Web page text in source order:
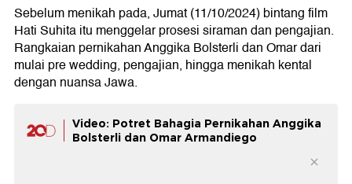
Sebelum menikah pada, Jumat (11/10/2024) bintang film
Hati Suhita itu menggelar prosesi siraman dan pengajian.
Rangkaian pernikahan Anggika Bolsterli dan Omar dari
mulai pre wedding, pengajian, hingga menikah kental
dengan nuansa Jawa.
Video: Potret Bahagia Pernikahan Anggika
Bolsterli dan Omar Armandiego